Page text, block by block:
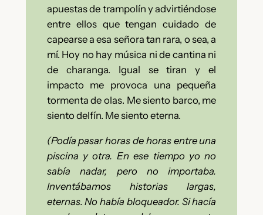
apuestas de trampolín y advirtiéndose
entre ellos que tengan cuidado de
capearse a esa señora tan rara, o sea, a
mí. Hoy no hay música ni de cantina ni
de charanga. Igual se tiran y el
impacto me provoca una pequeña
tormenta de olas. Me siento barco, me
siento delfín. Me siento eterna.
(Podía pasar horas de horas entre una
piscina y otra. En ese tiempo yo no
sabía nadar, pero no importaba.
Inventábamos historias largas,
eternas. No había bloqueador. Si hacía